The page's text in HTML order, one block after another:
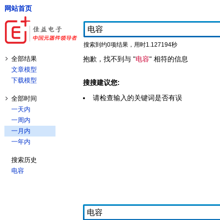
网站首页
搜索到约0项结果，用时1.127194秒
全部结果
文章模型
下载模型
全部时间
一天内
一周内
一月内
一年内
搜索历史
电容
抱歉，找不到与 "电容" 相符的信息
搜搜建议您:
请检查输入的关键词是否有误